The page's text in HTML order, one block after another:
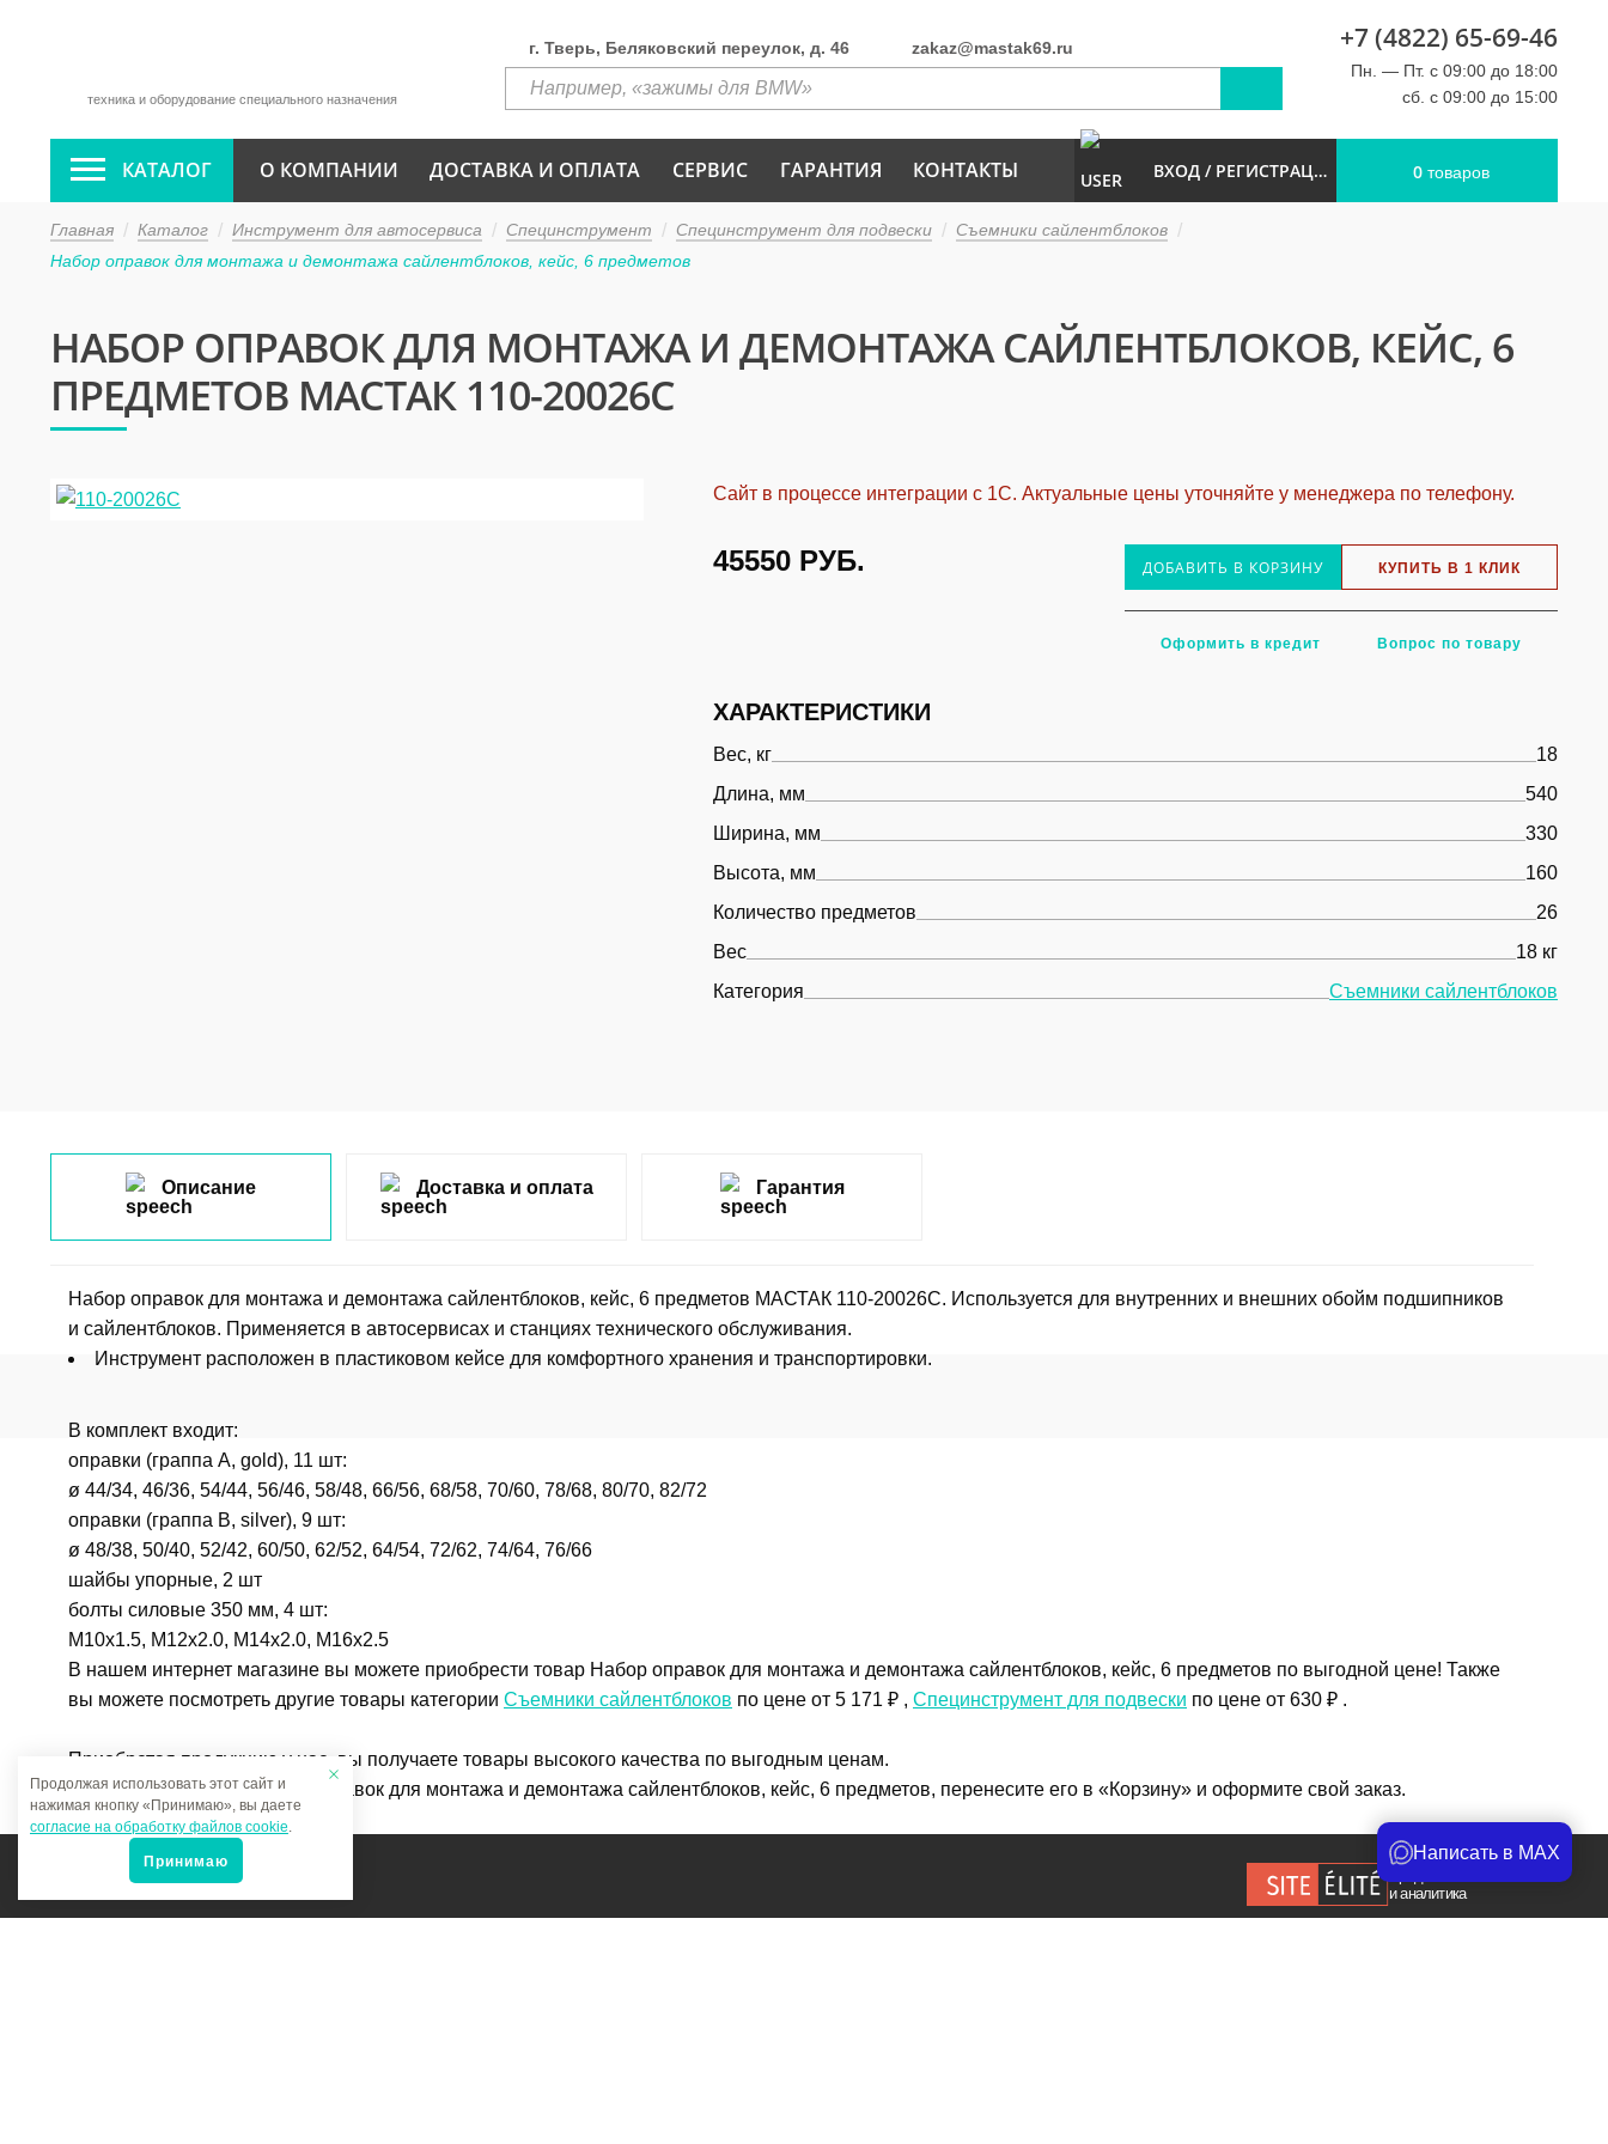
техника и оборудование специального назначения
г. Тверь, Беляковский переулок, д. 46 zakaz@mastak69.ru +7 (4822) 65-69-46
Пн. — Пт. с 09:00 до 18:00
сб. с 09:00 до 15:00
КАТАЛОГ О КОМПАНИИ ДОСТАВКА И ОПЛАТА СЕРВИС ГАРАНТИЯ КОНТАКТЫ ВХОД / РЕГИСТРАЦИЯ 0 товаров
Главная Каталог Инструмент для автосервиса Специнструмент Специнструмент для подвески
Съемники сайлентблоков
Набор оправок для монтажа и демонтажа сайлентблоков, кейс, 6 предметов
НАБОР ОПРАВОК ДЛЯ МОНТАЖА И ДЕМОНТАЖА САЙЛЕНТБЛОКОВ, КЕЙС, 6
ПРЕДМЕТОВ МАСТАК 110-20026C
Сайт в процессе интеграции с 1С. Актуальные цены уточняйте у менеджера по телефону.
45550 РУБ. ДОБАВИТЬ В КОРЗИНУ КУПИТЬ В 1 КЛИК
Оформить в кредит Вопрос по товару
ХАРАКТЕРИСТИКИ
Вес, кг
18
Длина, мм
540
Ширина, мм
330
Высота, мм
160
Количество предметов
26
Вес
18 кг
Категория
Съемники сайлентблоков
Описание
Набор оправок для монтажа и демонтажа сайлентблоков, кейс, 6 предметов МАСТАК 110-20026C. Используется для внутренних и внешних обойм подшипников
и сайлентблоков. Применяется в автосервисах и станциях технического обслуживания.
Инструмент расположен в пластиковом кейсе для комфортного хранения и транспортировки.
В комплект входит:
оправки (граппа А, gold), 11 шт:
ø 44/34, 46/36, 54/44, 56/46, 58/48, 66/56, 68/58, 70/60, 78/68, 80/70, 82/72
оправки (граппа B, silver), 9 шт:
ø 48/38, 50/40, 52/42, 60/50, 62/52, 64/54, 72/62, 74/64, 76/66
шайбы упорные, 2 шт
болты силовые 350 мм, 4 шт:
М10х1.5, М12х2.0, М14х2.0, М16х2.5
В нашем интернет магазине вы можете приобрести товар Набор оправок для монтажа и демонтажа сайлентблоков, кейс, 6 предметов по выгодной цене! Также
вы можете посмотреть другие товары категории Съемники сайлентблоков по цене от 5 171 ₽ , Специнструмент для подвески по цене от 630 ₽ .
Приобретая продукцию у нас, вы получаете товары высокого качества по выгодным ценам.
Чтобы купить товар Набор оправок для монтажа и демонтажа сайлентблоков, кейс, 6 предметов, перенесите его в «Корзину» и оформите свой заказ.
Если у вас остались вопросы, вы можете задать их по телефону
Доставка и оплата Гарантия
и аналитика
Продолжая использовать этот сайт и
нажимая кнопку «Принимаю», вы даете
согласие на обработку файлов cookie.
Принимаю Написать в MAX